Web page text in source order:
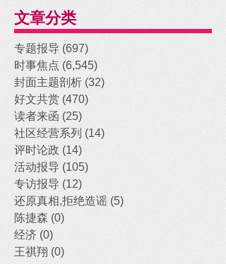
文章分类
专题报导 (697)
时事焦点 (6,545)
封面主题剖析 (32)
好文共赏 (470)
读者来函 (25)
社区经营系列 (14)
评时论政 (14)
活动报导 (105)
专访报导 (12)
还原真相,拒绝造谣 (5)
陈捷森 (0)
经济 (0)
王祺翔 (0)